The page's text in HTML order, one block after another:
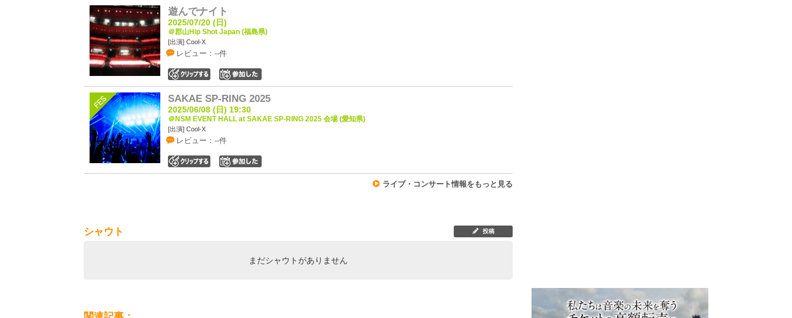
遊んでナイト
2025/07/20 (日)
＠郡山Hip Shot Japan (福島県)
[出演] Cool-X
レビュー：--件
SAKAE SP-RING 2025
2025/06/08 (日) 19:30
＠NSM EVENT HALL at SAKAE SP-RING 2025 会場 (愛知県)
[出演] Cool-X
レビュー：--件
ライブ・コンサート情報をもっと見る
シャウト 投稿
まだシャウトがありません